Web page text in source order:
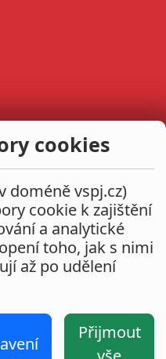
cookies
doméně vspj.cz)
cookie k zajištění
a analytické
toho, jak s nimi
až po udělení
Přijmout